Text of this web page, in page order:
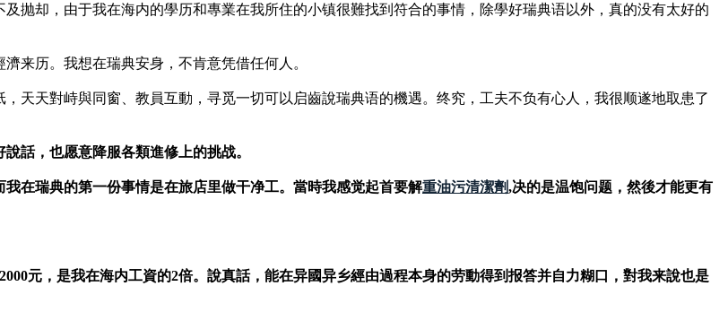
抛却，由于我在海内的學历和專業在我所住的小镇很難找到符合的事情，除學好瑞典语以外，真的没有太好的
来历。我想在瑞典安身，不肯意凭借任何人。
天天對峙與同窗、教員互動，寻觅一切可以启齒說瑞典语的機遇。终究，工夫不负有心人，我很顺遂地取患了
話，也愿意降服各類進修上的挑战。
在瑞典的第一份事情是在旅店里做干净工。當時我感觉起首要解重油污清潔劑,决的是温饱问题，然後才能更有
元，是我在海内工資的2倍。說真話，能在异國异乡經由過程本身的劳動得到报答并自力糊口，對我来說也是